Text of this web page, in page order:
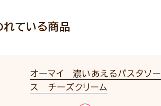
れている商品
オーマイ 濃いあえるパスタソー
ス チーズクリーム